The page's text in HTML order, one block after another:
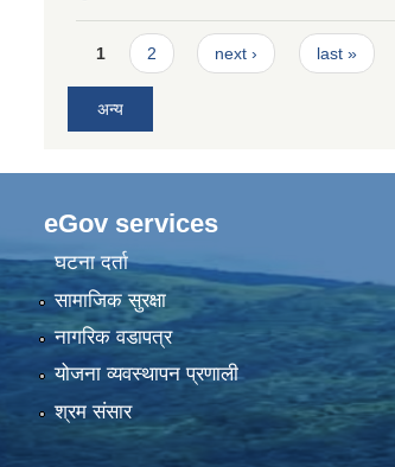
Pages
1 2 next › last »
अन्य
eGov services
घटना दर्ता
सामाजिक सुरक्षा
नागरिक वडापत्र
योजना व्यवस्थापन प्रणाली
श्रम संसार